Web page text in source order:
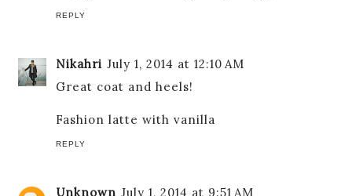
REPLY
Nikahri July 1, 2014 at 12:10 AM
Great coat and heels!
Fashion latte with vanilla
REPLY
Unknown July 1, 2014 at 9:51 AM